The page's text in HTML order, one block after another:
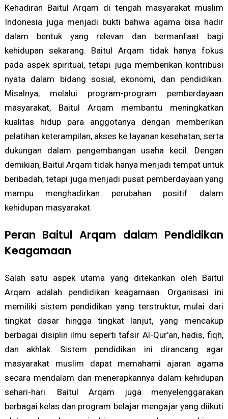
Kehadiran Baitul Arqam di tengah masyarakat muslim
Indonesia juga menjadi bukti bahwa agama bisa hadir
dalam bentuk yang relevan dan bermanfaat bagi
kehidupan sekarang. Baitul Arqam tidak hanya fokus
pada aspek spiritual, tetapi juga memberikan kontribusi
nyata dalam bidang sosial, ekonomi, dan pendidikan.
Misalnya, melalui program-program pemberdayaan
masyarakat, Baitul Arqam membantu meningkatkan
kualitas hidup para anggotanya dengan memberikan
pelatihan keterampilan, akses ke layanan kesehatan, serta
dukungan dalam pengembangan usaha kecil. Dengan
demikian, Baitul Arqam tidak hanya menjadi tempat untuk
beribadah, tetapi juga menjadi pusat pemberdayaan yang
mampu menghadirkan perubahan positif dalam
kehidupan masyarakat.
Peran Baitul Arqam dalam Pendidikan
Keagamaan
Salah satu aspek utama yang ditekankan oleh Baitul
Arqam adalah pendidikan keagamaan. Organisasi ini
memiliki sistem pendidikan yang terstruktur, mulai dari
tingkat dasar hingga tingkat lanjut, yang mencakup
berbagai disiplin ilmu seperti tafsir Al-Qur'an, hadis, fiqh,
dan akhlak. Sistem pendidikan ini dirancang agar
masyarakat muslim dapat memahami ajaran agama
secara mendalam dan menerapkannya dalam kehidupan
sehari-hari. Baitul Arqam juga menyelenggarakan
berbagai kelas dan program belajar mengajar yang diikuti